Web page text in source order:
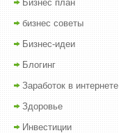
Бизнес план
бизнес советы
Бизнес-идеи
Блогинг
Заработок в интернете
Здоровье
Инвестиции